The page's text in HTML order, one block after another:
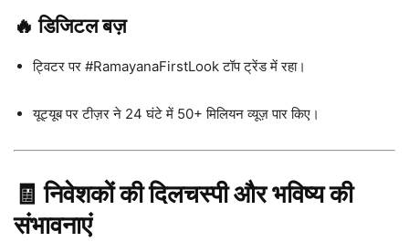
🔥 डिजिटल बज़
ट्विटर पर #RamayanaFirstLook टॉप ट्रेंड में रहा।
यूट्यूब पर टीज़र ने 24 घंटे में 50+ मिलियन व्यूज़ पार किए।
🧾 निवेशकों की दिलचस्पी और भविष्य की
संभावनाएं